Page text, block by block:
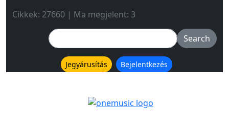
Cikkek: 27660 | Ma megjelent: 3
Jegyárusítás Bejelentkezés